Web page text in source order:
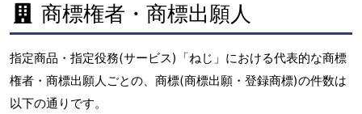
商標権者・商標出願人
指定商品・指定役務(サービス)「ねじ」における代表的な商標
権者・商標出願人ごとの、商標(商標出願・登録商標)の件数は
以下の通りです。